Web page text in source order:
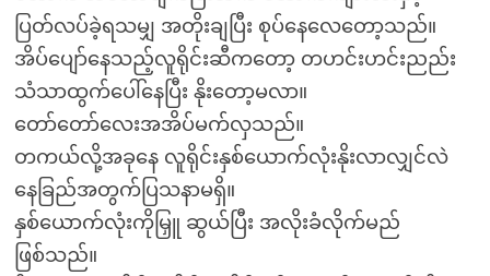
ပြတ်လပ်ခဲ့ရသမျှ အတိုးချပြီး စုပ်နေလေတော့သည်။
အိပ်ပျော်နေသည့်လူရိုင်းဆီကတော့ တဟင်းဟင်းညည်း
သံသာထွက်ပေါ်နေပြီး နိုးတော့မလာ။
တော်တော်လေးအအိပ်မက်လှသည်။
တကယ်လို့အခုနေ လူရိုင်းနှစ်ယောက်လုံးနိုးလာလျှင်လဲ
နေခြည်အတွက်ပြသနာမရှိ။
နှစ်ယောက်လုံးကိုမြှူ ဆွယ်ပြီး အလိုးခံလိုက်မည်
ဖြစ်သည်။